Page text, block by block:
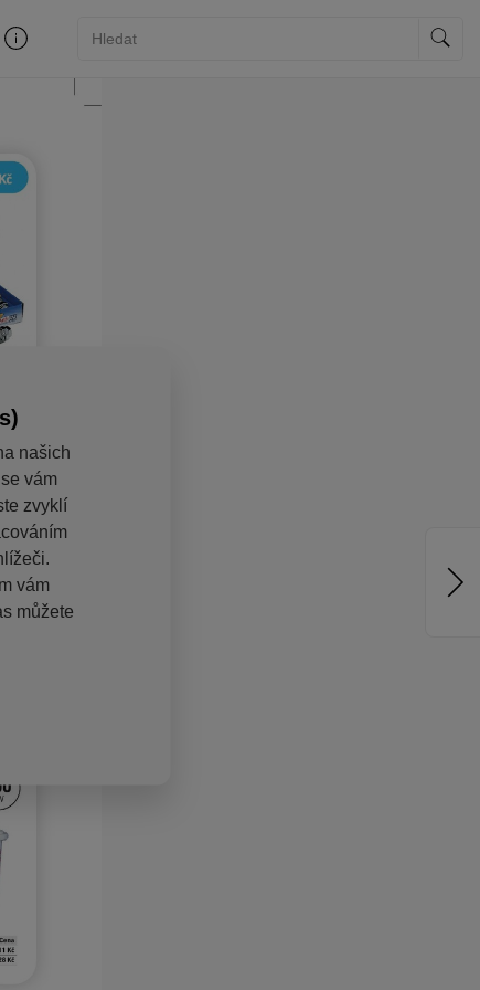
našich
vám
zvyklí
vám
můžete